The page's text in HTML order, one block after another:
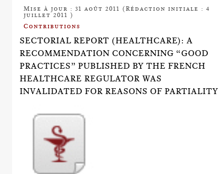
Mise à jour : 31 août 2011 (Rédaction initiale : 4
juillet 2011 )
Contributions
SECTORIAL REPORT (HEALTHCARE): A
RECOMMENDATION CONCERNING “GOOD
PRACTICES” PUBLISHED BY THE FRENCH
HEALTHCARE REGULATOR WAS
INVALIDATED FOR REASONS OF PARTIALITY